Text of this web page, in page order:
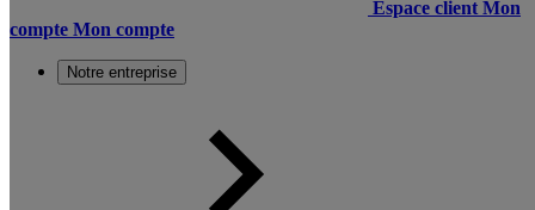
Espace client Mon
compte Mon compte
Notre entreprise